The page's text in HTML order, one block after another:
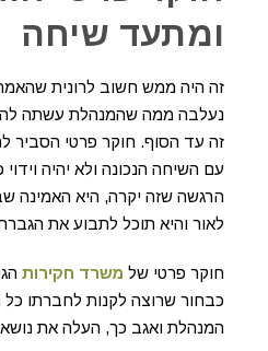
ומתעד שיחה
זה היה ממש חשוב לרונית
נעלבה ממה שהמנהלת עשתה
זה עד הסוף. חוקר פרטי הסביר
עם השיחה הנכונה ולא יהיה
הרגשה שזה יקרה, היא האמינה
לאור והיא תוכל לתבוע את
חוקר פרטי של משרד חקירות
כבחור שרוצה לקנות לחברתו כל
המנהלת ואגב כך, העלה את